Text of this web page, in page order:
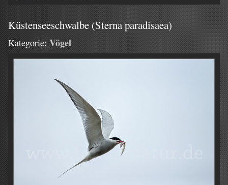
Küstenseeschwalbe (Sterna paradisaea)
Kategorie: Vögel